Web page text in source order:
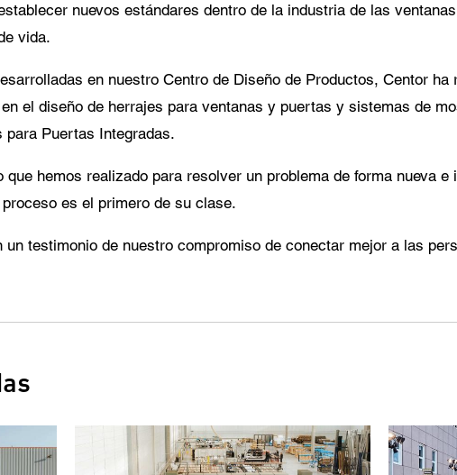
nuevos estándares dentro de la industria de las
vida.
en nuestro Centro de Diseño de Productos, Centor ha
el diseño de herrajes para ventanas y puertas y sistemas de
para Puertas Integradas.
hemos realizado para resolver un problema de forma nueva
es el primero de su clase.
testimonio de nuestro compromiso de conectar mejor a las